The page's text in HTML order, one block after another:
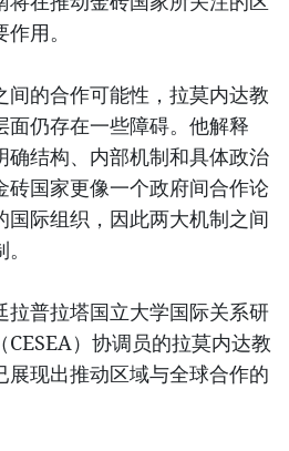
用。
间的合作可能性，拉莫内达教
面仍存在一些障碍。他解释
确结构、内部机制和具体政治
砖国家更像一个政府间合作论
国际组织，因此两大机制之间
拉普拉塔国立大学国际关系研
）协调员的拉莫内达教
展现出推动区域与全球合作的